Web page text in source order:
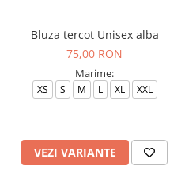
Bluza tercot Unisex alba
75,00 RON
Marime:
XS S M L XL XXL
VEZI VARIANTE